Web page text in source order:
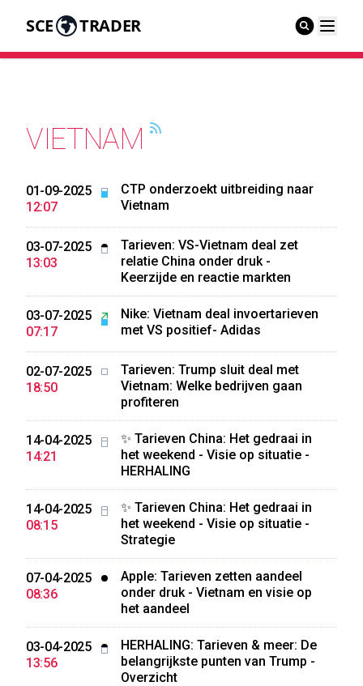
SCE TRADER
VIETNAM
01-09-2025
12:07
CTP onderzoekt uitbreiding naar
Vietnam
03-07-2025
13:03
Tarieven: VS-Vietnam deal zet
relatie China onder druk -
Keerzijde en reactie markten
03-07-2025
07:17
Nike: Vietnam deal invoertarieven
met VS positief- Adidas
02-07-2025
18:50
Tarieven: Trump sluit deal met
Vietnam: Welke bedrijven gaan
profiteren
14-04-2025
14:21
✨ Tarieven China: Het gedraai in
het weekend - Visie op situatie -
HERHALING
14-04-2025
08:15
✨ Tarieven China: Het gedraai in
het weekend - Visie op situatie -
Strategie
07-04-2025
08:36
Apple: Tarieven zetten aandeel
onder druk - Vietnam en visie op
het aandeel
03-04-2025
13:56
HERHALING: Tarieven & meer: De
belangrijkste punten van Trump -
Overzicht